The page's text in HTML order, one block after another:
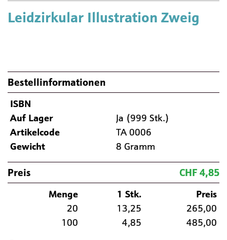
Leidzirkular Illustration Zweig
Bestellinformationen
ISBN
Auf Lager
Ja (999 Stk.)
Artikelcode
TA 0006
Gewicht
8 Gramm
Preis CHF 4,85
Menge 1 Stk.
Preis
20
13,25
265,00
100
4,85 485,00